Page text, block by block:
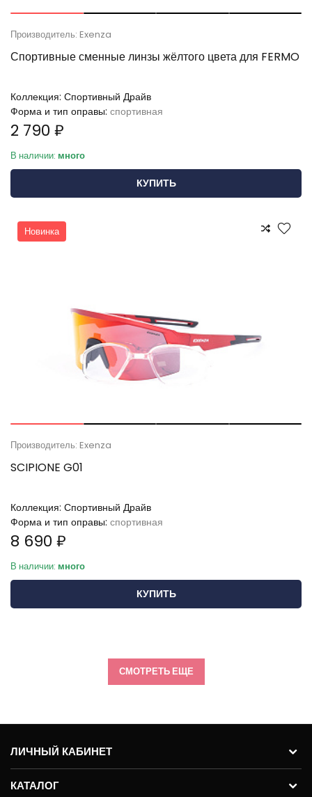
Производитель: Exenza
Спортивные сменные линзы жёлтого цвета для FERMO
Коллекция: Спортивный Драйв
Форма и тип оправы: спортивная
2 790 ₽
В наличии: много
КУПИТЬ
Новинка
Производитель: Exenza
SCIPIONE G01
Коллекция: Спортивный Драйв
Форма и тип оправы: спортивная
8 690 ₽
В наличии: много
КУПИТЬ
СМОТРЕТЬ ЕЩЕ
ЛИЧНЫЙ КАБИНЕТ
КАТАЛОГ